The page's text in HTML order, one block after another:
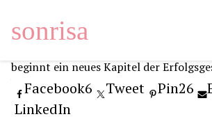
sonrisa
Facebook6 Tweet Pin26
LinkedIn